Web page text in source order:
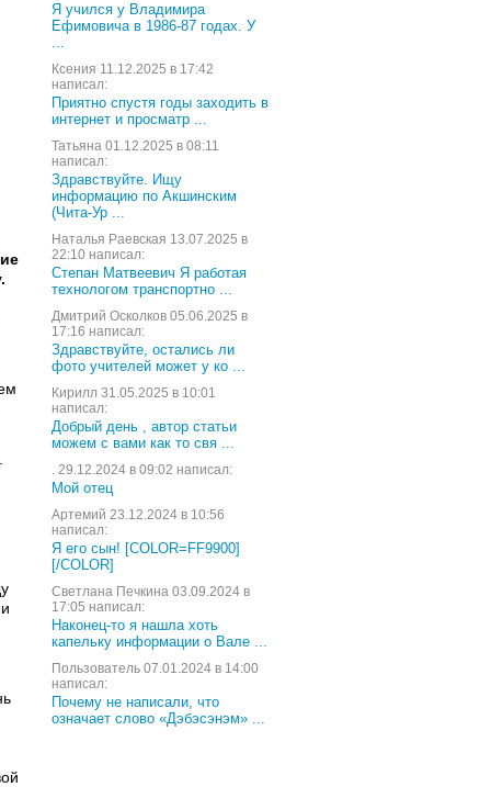
Я учился у Владимира
Ефимовича в 1986-87 годах. У
...
Ксения 11.12.2025 в 17:42
написал:
Приятно спустя годы заходить в
интернет и просматр ...
Татьяна 01.12.2025 в 08:11
написал:
Здравствуйте. Ищу
информацию по Акшинским
(Чита-Ур ...
Наталья Раевская 13.07.2025 в
22:10 написал:
Степан Матвеевич Я работая
технологом транспортно ...
Дмитрий Осколков 05.06.2025 в
17:16 написал:
Здравствуйте, остались ли
фото учителей может у ко ...
Кирилл 31.05.2025 в 10:01
написал:
Добрый день , автор статьи
можем с вами как то свя ...
. 29.12.2024 в 09:02 написал:
Мой отец
Артемий 23.12.2024 в 10:56
написал:
Я его сын! [COLOR=FF9900]
[/COLOR]
Светлана Печкина 03.09.2024 в
17:05 написал:
Наконец-то я нашла хоть
капельку информации о Вале ...
Пользователь 07.01.2024 в 14:00
написал:
Почему не написали, что
означает слово «Дэбэсэнэм» ...